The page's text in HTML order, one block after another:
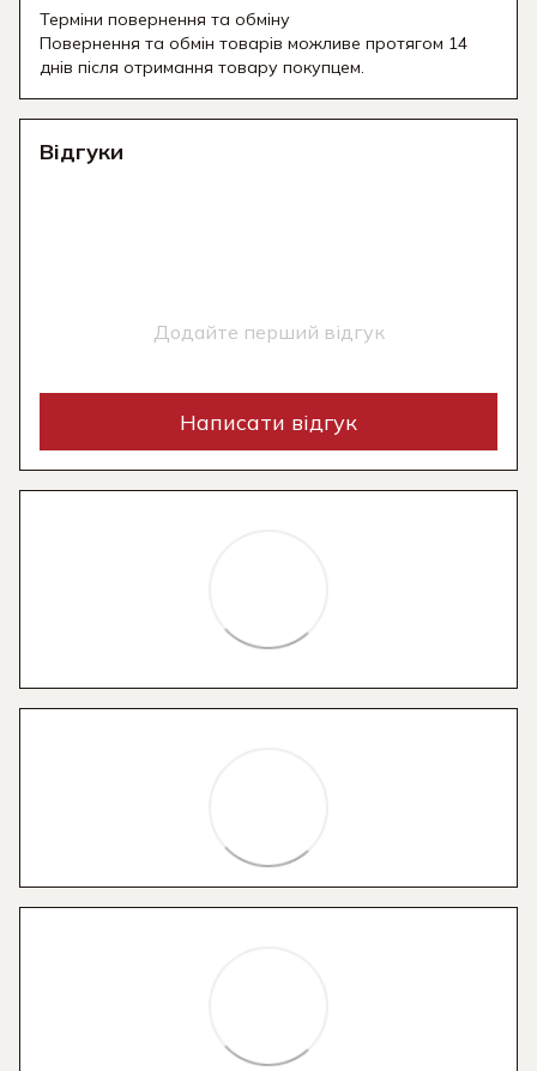
Терміни повернення та обміну
Повернення та обмін товарів можливе протягом 14
днів після отримання товару покупцем.
Відгуки
Додайте перший відгук
Написати відгук